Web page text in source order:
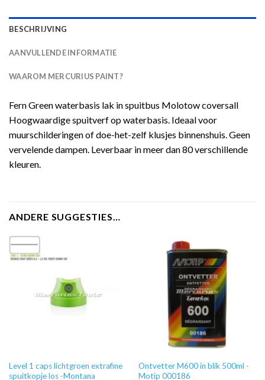
BESCHRIJVING
AANVULLENDE INFORMATIE
WAAROM MERCURIUS PAINT?
Fern Green waterbasis lak in spuitbus Molotow coversall
Hoogwaardige spuitverf op waterbasis. Ideaal voor
muurschilderingen of doe-het-zelf klusjes binnenshuis. Geen
vervelende dampen. Leverbaar in meer dan 80 verschillende
kleuren.
ANDERE SUGGESTIES…
Level 1 caps lichtgroen extrafine
spuitkopje los -Montana
Ontvetter M600 in blik 500ml -
Motip 000186